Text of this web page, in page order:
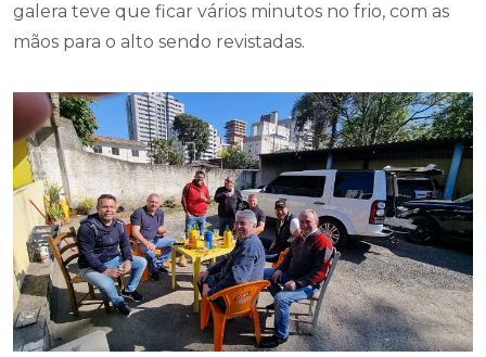
galera teve que ficar vários minutos no frio, com as
mãos para o alto sendo revistadas.